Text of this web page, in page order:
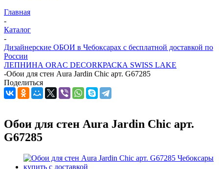
Главная
-
Каталог
-
Дизайнерские ОБОИ в Чебоксарах с бесплатной доставкой по
России
ЛЕПНИНА ORAC DECORКРАСКА SWISS LAKE
-Обои для стен Aura Jardin Chic арт. G67285
Поделиться
Обои для стен Aura Jardin Chic арт.
G67285